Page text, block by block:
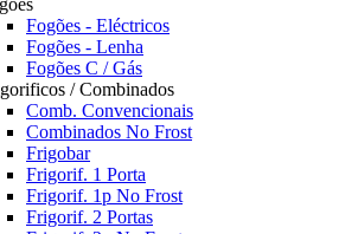
Fogões - Eléctricos
Fogões - Lenha
Fogões C / Gás
/ Combinados
Comb. Convencionais
Combinados No Frost
Frigobar
Frigorif. 1 Porta
Frigorif. 1p No Frost
Frigorif. 2 Portas